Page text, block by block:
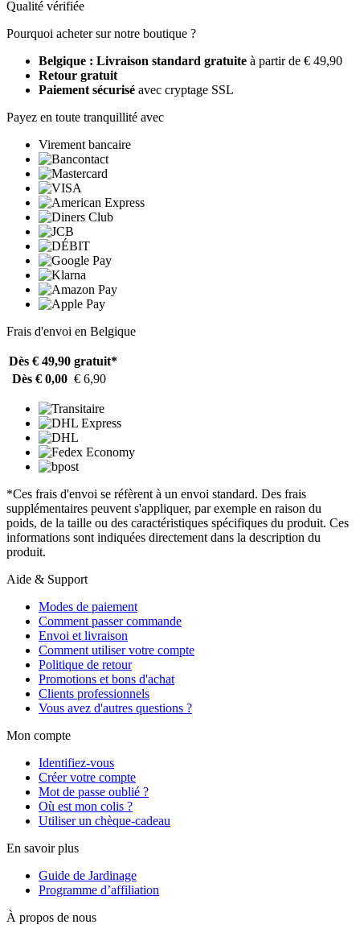
Qualité vérifiée
Pourquoi acheter sur notre boutique ?
Belgique : Livraison standard gratuite à partir de € 49,90
Retour gratuit
Paiement sécurisé avec cryptage SSL
Payez en toute tranquillité avec
Virement bancaire
Frais d'envoi en Belgique
Dès € 49,90 gratuit*
Dès € 0,00 € 6,90
*Ces frais d'envoi se réfèrent à un envoi standard. Des frais
supplémentaires peuvent s'appliquer, par exemple en raison du
poids, de la taille ou des caractéristiques spécifiques du produit. Ces
informations sont indiquées directement dans la description du
produit.
Aide & Support
Modes de paiement
Comment passer commande
Envoi et livraison
Comment utiliser votre compte
Politique de retour
Promotions et bons d'achat
Clients professionnels
Vous avez d'autres questions ?
Mon compte
Identifiez-vous
Créer votre compte
Mot de passe oublié ?
Où est mon colis ?
Utiliser un chèque-cadeau
En savoir plus
Guide de Jardinage
Programme d’affiliation
À propos de nous